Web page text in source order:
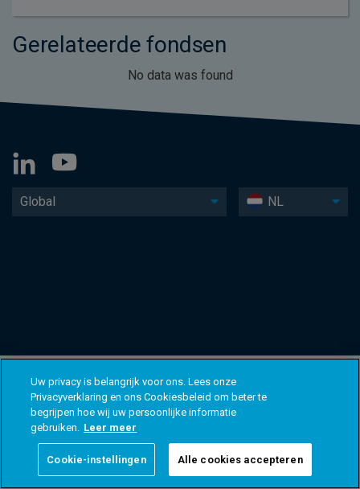
Gerelateerde fondsen
No data was found
Global NL
Uw privacy is belangrijk voor ons. Lees onze
Privacyverklaring en ons Cookiesbeleid om beter te
begrijpen hoe wij uw persoonlijke informatie
gebruiken. Leer meer
Cookie-instellingen Alle cookies accepteren